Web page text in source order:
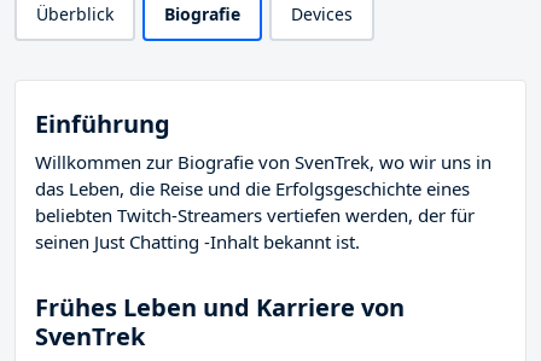
Überblick Biografie Devices
Einführung
Willkommen zur Biografie von SvenTrek, wo wir uns in
das Leben, die Reise und die Erfolgsgeschichte eines
beliebten Twitch-Streamers vertiefen werden, der für
seinen Just Chatting -Inhalt bekannt ist.
Frühes Leben und Karriere von
SvenTrek